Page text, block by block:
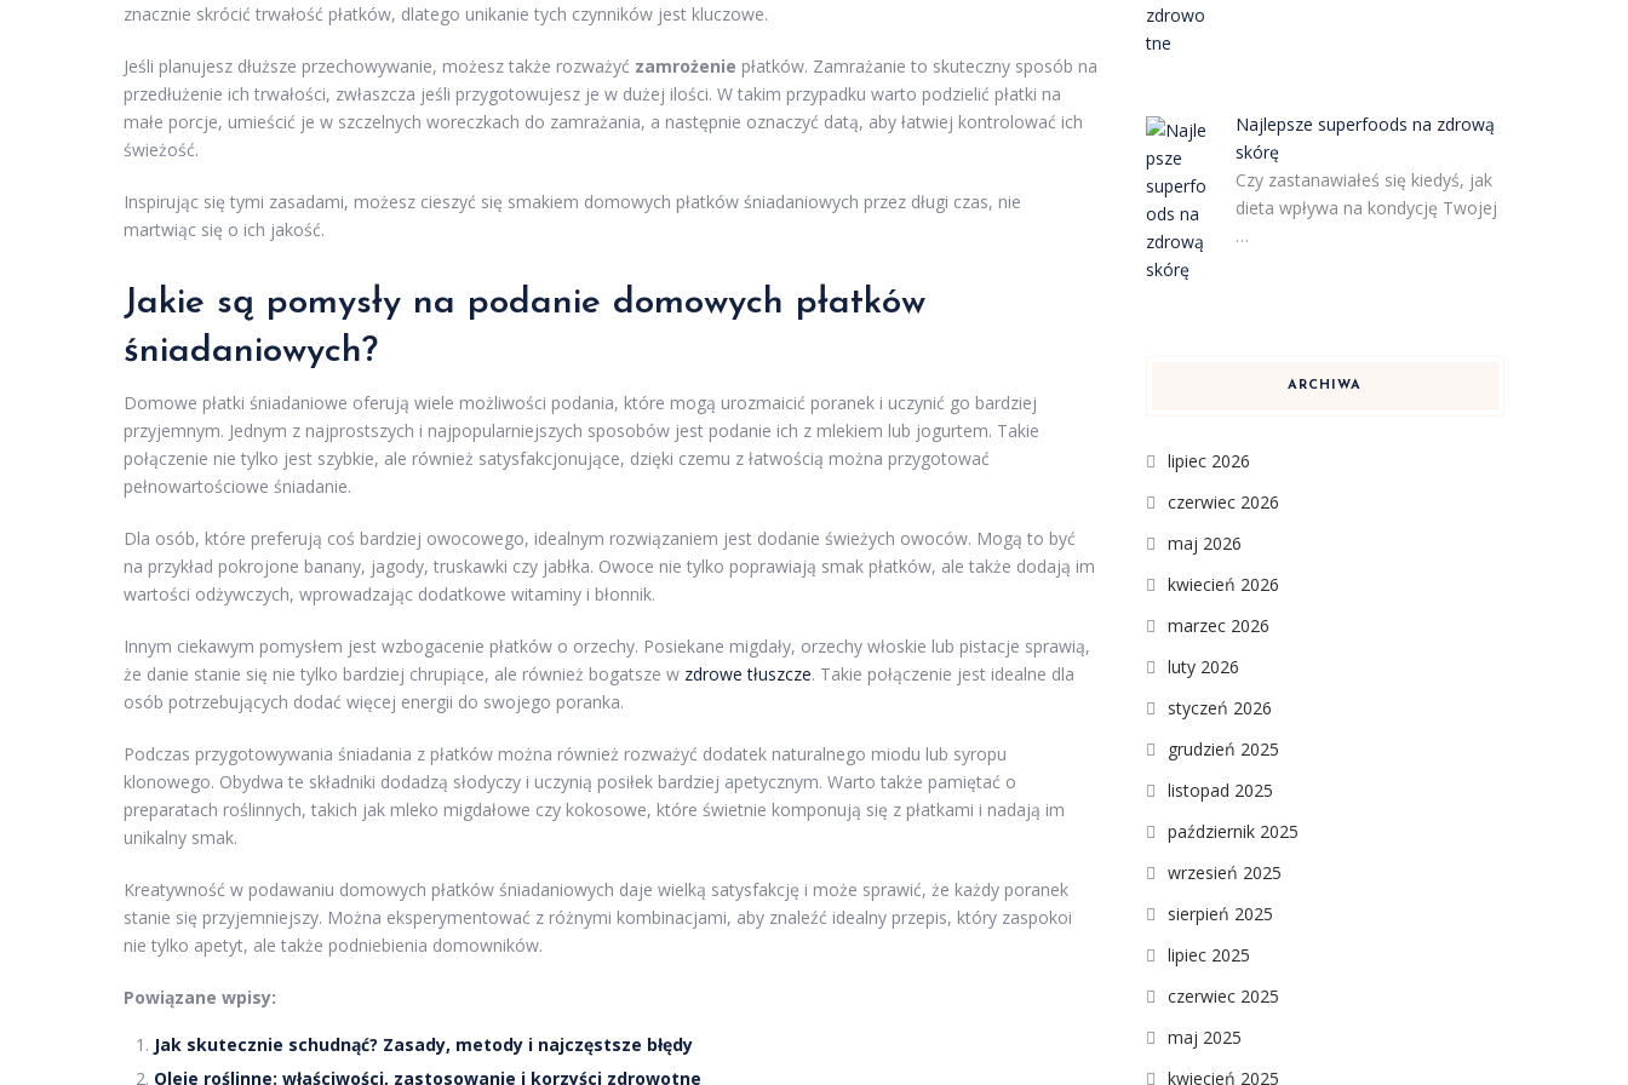
znacznie skrócić trwałość płatków, dlatego unikanie tych czynników jest kluczowe.
Jeśli planujesz dłuższe przechowywanie, możesz także rozważyć zamrożenie płatków. Zamrażanie to skuteczny sposób na
przedłużenie ich trwałości, zwłaszcza jeśli przygotowujesz je w dużej ilości. W takim przypadku warto podzielić płatki na
małe porcje, umieścić je w szczelnych woreczkach do zamrażania, a następnie oznaczyć datą, aby łatwiej kontrolować ich
świeżość.
Inspirując się tymi zasadami, możesz cieszyć się smakiem domowych płatków śniadaniowych przez długi czas, nie
martwiąc się o ich jakość.
Jakie są pomysły na podanie domowych płatków
śniadaniowych?
Domowe płatki śniadaniowe oferują wiele możliwości podania, które mogą urozmaicić poranek i uczynić go bardziej
przyjemnym. Jednym z najprostszych i najpopularniejszych sposobów jest podanie ich z mlekiem lub jogurtem. Takie
połączenie nie tylko jest szybkie, ale również satysfakcjonujące, dzięki czemu z łatwością można przygotować
pełnowartościowe śniadanie.
Dla osób, które preferują coś bardziej owocowego, idealnym rozwiązaniem jest dodanie świeżych owoców. Mogą to być
na przykład pokrojone banany, jagody, truskawki czy jabłka. Owoce nie tylko poprawiają smak płatków, ale także dodają im
wartości odżywczych, wprowadzając dodatkowe witaminy i błonnik.
Innym ciekawym pomysłem jest wzbogacenie płatków o orzechy. Posiekane migdały, orzechy włoskie lub pistacje sprawią,
że danie stanie się nie tylko bardziej chrupiące, ale również bogatsze w zdrowe tłuszcze. Takie połączenie jest idealne dla
osób potrzebujących dodać więcej energii do swojego poranka.
Podczas przygotowywania śniadania z płatków można również rozważyć dodatek naturalnego miodu lub syropu
klonowego. Obydwa te składniki dodadzą słodyczy i uczynią posiłek bardziej apetycznym. Warto także pamiętać o
preparatach roślinnych, takich jak mleko migdałowe czy kokosowe, które świetnie komponują się z płatkami i nadają im
unikalny smak.
Kreatywność w podawaniu domowych płatków śniadaniowych daje wielką satysfakcję i może sprawić, że każdy poranek
stanie się przyjemniejszy. Można eksperymentować z różnymi kombinacjami, aby znaleźć idealny przepis, który zaspokoi
nie tylko apetyt, ale także podniebienia domowników.
Powiązane wpisy:
Jak skutecznie schudnąć? Zasady, metody i najczęstsze błędy
Oleje roślinne: właściwości, zastosowanie i korzyści zdrowotne
Najlepsze superfoods na zdrową
skórę
Czy zastanawiałeś się kiedyś, jak
dieta wpływa na kondycję Twojej
…
ARCHIWA
lipiec 2026
czerwiec 2026
maj 2026
kwiecień 2026
marzec 2026
luty 2026
styczeń 2026
grudzień 2025
listopad 2025
październik 2025
wrzesień 2025
sierpień 2025
lipiec 2025
czerwiec 2025
maj 2025
kwiecień 2025